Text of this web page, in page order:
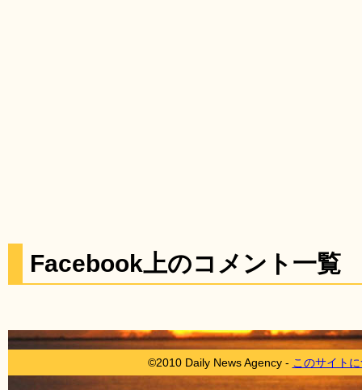
Facebook上のコメント一覧
©2010 Daily News Agency - このサイト